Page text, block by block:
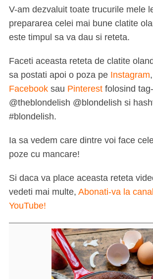
V-am dezvaluit toate trucurile mele
prepararea celei mai bune clatite
este timpul sa va dau si reteta.
Faceti aceasta reteta de clatite
sa postati apoi o poza pe Instagram,
Facebooksau Pinterestfolosind
@theblondelish @blondelish si
#blondelish.
Ia sa vedem care dintre voi face
poze cu mancare!
Si daca va place aceasta reteta
vedeti mai multe, Abonati-va la
YouTube!